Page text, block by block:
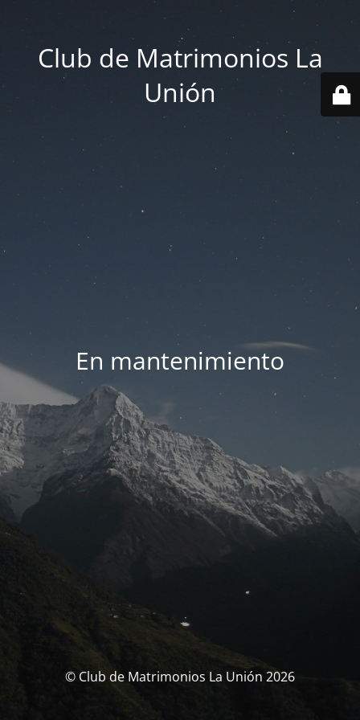
Club de Matrimonios La
Unión
En mantenimiento
© Club de Matrimonios La Unión 2026